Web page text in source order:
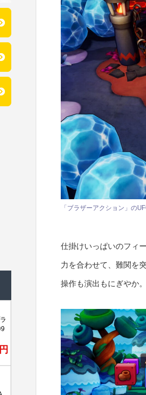
「ブラザーアクション」の
仕掛けいっぱいのフィ
力を合わせて、難関を
操作も演出もにぎやか。